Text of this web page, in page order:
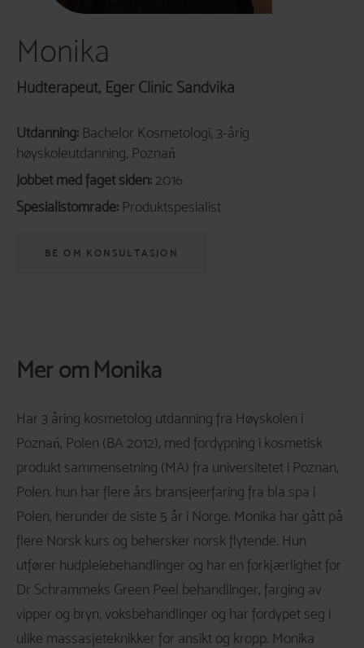
Monika
Hudterapeut, Eger Clinic Sandvika
Bachelor Kosmetologi, 3-årig
høyskoleutdanning, Poznań
2016
Produktspesialist
BE OM KONSULTASJON
Mer om Monika
Har 3 åring kosmetolog utdanning fra Høyskolen i
Poznań, Polen (BA 2012), med fordypning i kosmetisk
produkt sammensetning (MA) fra universitetet i Poznan,
Polen. hun har flere års bransjeerfaring fra bla spa i
Polen, herunder de siste 5 år i Norge. Monika har gått på
flere Norsk kurs og behersker norsk flytende. Hun
utfører hudpleiebehandlinger og har en forkjærlighet for
Dr Schrammeks Green Peel behandlinger, farging av
vipper og bryn, voksbehandlinger og har fordypet seg i
ulike massasjeteknikker for ansikt og kropp. Monika